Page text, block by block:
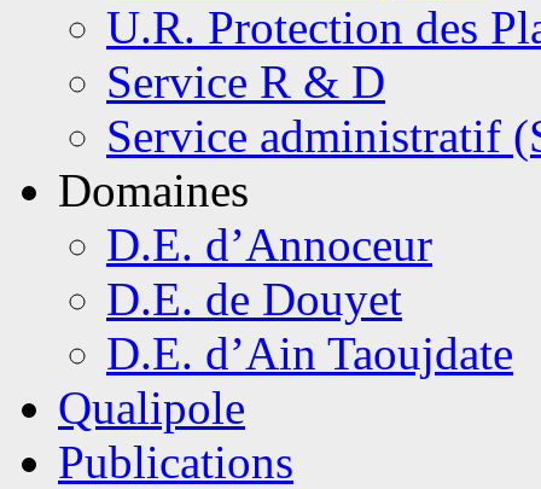
U.R. Protection des
Service R & D
Service administratif
Domaines
D.E. d’Annoceur
D.E. de Douyet
D.E. d’Ain Taoujdate
Qualipole
Publications